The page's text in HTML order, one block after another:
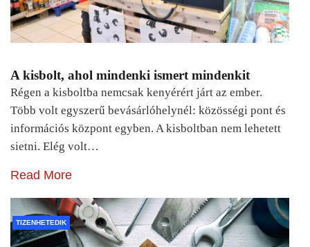
A kisbolt, ahol mindenki ismert mindenkit
Régen a kisboltba nemcsak kenyérért járt az ember.
Több volt egyszerű bevásárlóhelynél: közösségi pont és
információs központ egyben. A kisboltban nem lehetett
sietni. Elég volt…
Read More
TIZENHETEDIK